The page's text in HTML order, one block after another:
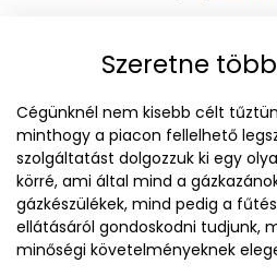
Szeretne
Cégünknél nem kisebb célt
minthogy a piacon fellelhető
szolgáltatást dolgozzuk ki egy
körré, ami által mind a
gázkészülékek, mind pedig a
ellátásáról gondoskodni tudjunk,
minőségi követelményeknek